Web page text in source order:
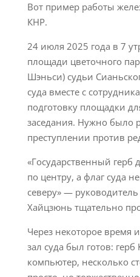
Вот пример работы
КНР.
24 июля 2025 года в 7
площади цветочного
Шэньси) судьи
суда вместе с
подготовку площадки
заседания. Нужно было
преступлении против
«Государственный
по центру, а флаг суда
северу» — руководитель
Хайцзюнь тщательно
Через некоторое
зал суда был готов: герб
компьютер, несколько